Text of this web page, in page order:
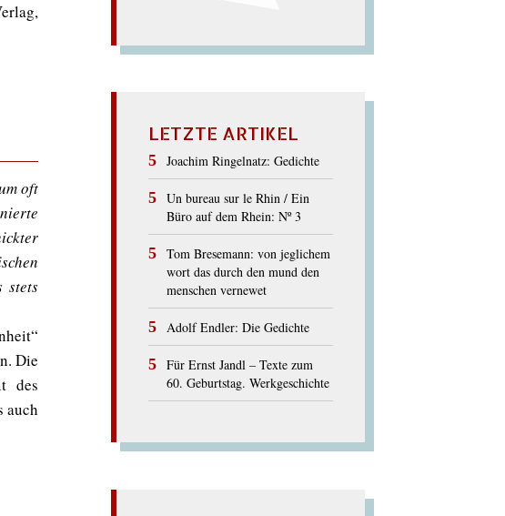
oft
stets
Die
des
auch
LETZTE ARTIKEL
Joachim Ringelnatz: Gedichte
Un bureau sur le Rhin / Ein
Büro auf dem Rhein: Nº 3
Tom Bresemann: von jeglichem
wort das durch den mund den
menschen vernewet
Adolf Endler: Die Gedichte
Für Ernst Jandl – Texte zum
60. Geburtstag. Werkgeschichte